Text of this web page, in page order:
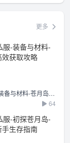
更多
热血传奇私服-装备与材料-苍月岛资源高效获取攻略
64